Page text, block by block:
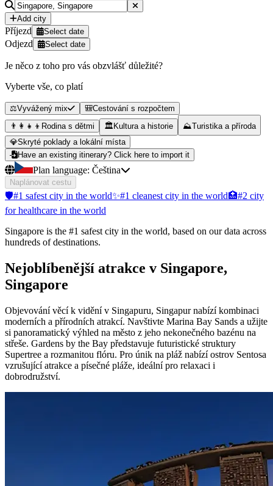
Add city
Příjezd Select date
Odjezd Select date
Je něco z toho pro vás obzvlášť důležité?
Vyberte vše, co platí
⚖️Vyvážený mix 🎒Cestování s rozpočtem
👨‍👩‍👧‍👦 Rodina s dětmi 🏛️ Kultura a historie ⛰️Turistika a příroda
💎Skryté poklady a lokální místa
Have an existing itinerary? Click here to import it
Plan language: Čeština
Naplánovat cestu
🛡️#1 safest city in the world✨#1 cleanest city in the world🏥#2 city
for healthcare in the world
Singapore is the #1 safest city in the world, based on our data across
hundreds of destinations.
Nejoblíbenější atrakce v Singapore,
Singapore
Objevování věcí k vidění v Singapuru, Singapur nabízí kombinaci
moderních a přírodních atrakcí. Navštivte Marina Bay Sands a užijte
si panoramatický výhled na město z jeho nekonečného bazénu na
střeše. Gardens by the Bay představuje futuristické struktury
Supertree a rozmanitou flóru. Pro únik na pláž nabízí ostrov Sentosa
vzrušující atrakce a písečné pláže, ideální pro relaxaci i
dobrodružství.